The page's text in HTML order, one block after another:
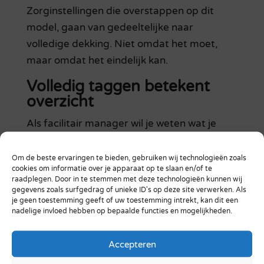
Om de beste ervaringen te bieden, gebruiken wij technologieën zoals
cookies om informatie over je apparaat op te slaan en/of te
raadplegen. Door in te stemmen met deze technologieën kunnen wij
gegevens zoals surfgedrag of unieke ID's op deze site verwerken. Als
je geen toestemming geeft of uw toestemming intrekt, kan dit een
nadelige invloed hebben op bepaalde functies en mogelijkheden.
Accepteren
Zorginstellingen die overstappen op dit
model, gaan van gedeeltelijke naar
volledige dekking. Niet omdat het moet,
maar omdat het eindelijk kan.
Volledig taggen betekent
overzicht
Als facilitair manager wil je weten wat je
Met volledige tagging krijg je dat overzicht.
Je ziet niet alleen waar de hulpmiddelen zijn,
maar ook hoe vaak ze gebruikt worden.
Welke afdelingen tekort komen. Waar
Die inzichten helpen bij